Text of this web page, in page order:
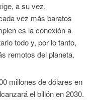
a su vez,
vez más baratos
es la conexión a
todo y, por lo tanto,
remotos del planeta.
millones de dólares en
el billón en 2030.